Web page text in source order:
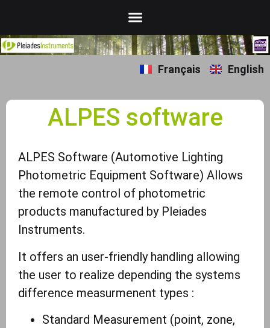
Français English
ALPES software
ALPES Software (Automotive Lighting
Photometric Equipment Software) Allows
the remote control of photometric
products manufactured by Pleiades
Instruments.
It offers an user-friendly handling allowing
the user to realize depending the systems
difference measurmenent types :
Standard Measurement (point, zone,